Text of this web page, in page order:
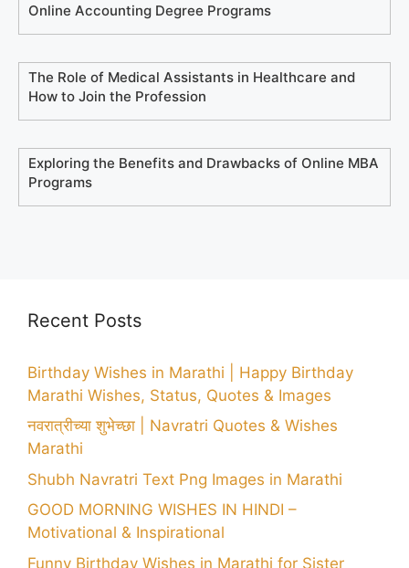
Online Accounting Degree Programs
The Role of Medical Assistants in Healthcare and
How to Join the Profession
Exploring the Benefits and Drawbacks of Online MBA
Programs
Recent Posts
Birthday Wishes in Marathi | Happy Birthday
Marathi Wishes, Status, Quotes & Images
नवरात्रीच्या शुभेच्छा | Navratri Quotes & Wishes
Marathi
Shubh Navratri Text Png Images in Marathi
GOOD MORNING WISHES IN HINDI –
Motivational & Inspirational
Funny Birthday Wishes in Marathi for Sister